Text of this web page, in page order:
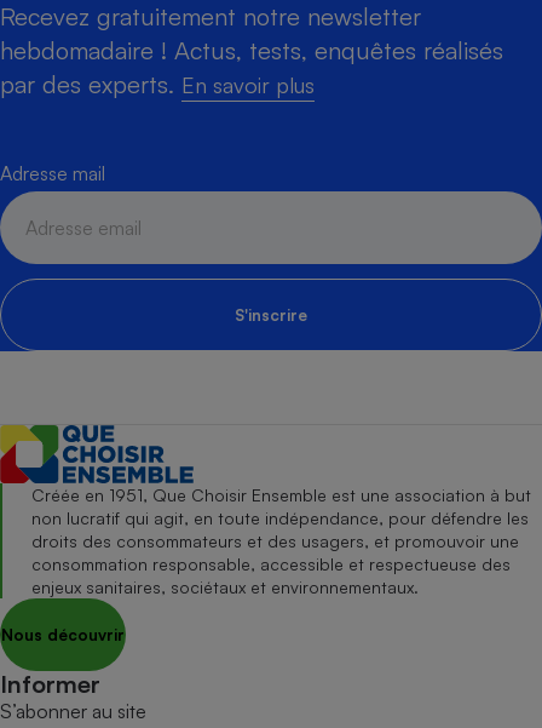
Recevez gratuitement notre newsletter
hebdomadaire ! Actus, tests, enquêtes réalisés
par des experts. En savoir plus
Adresse mail
S'inscrire
Créée en 1951, Que Choisir Ensemble est une association à but
non lucratif qui agit, en toute indépendance, pour défendre les
droits des consommateurs et des usagers, et promouvoir une
consommation responsable, accessible et respectueuse des
enjeux sanitaires, sociétaux et environnementaux.
Nous découvrir
Informer
S’abonner au site